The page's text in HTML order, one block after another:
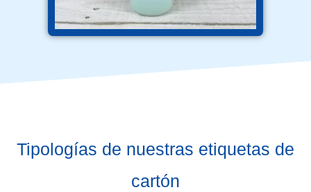
Tipologías de nuestras etiquetas de
cartón